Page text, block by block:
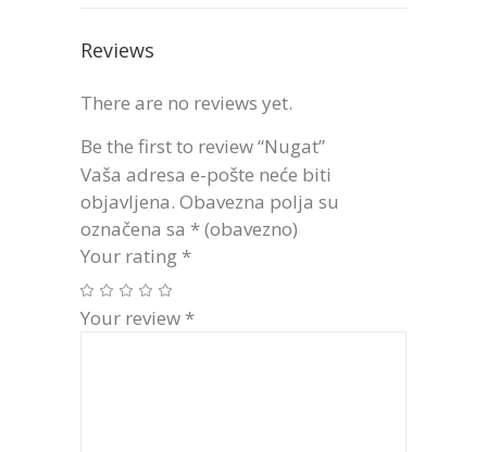
Reviews
There are no reviews yet.
Be the first to review “Nugat”
Vaša adresa e-pošte neće biti
objavljena. Obavezna polja su
označena sa * (obavezno)
Your rating *
Your review *